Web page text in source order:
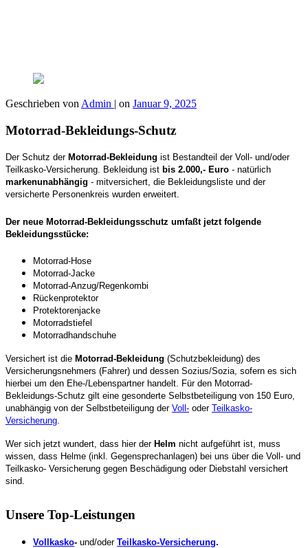
Geschrieben von Admin | on Januar 9, 2025
Motorrad-Bekleidungs-Schutz
Der Schutz der Motorrad-Bekleidung ist Bestandteil der Voll- und/oder
Teilkasko-Versicherung. Bekleidung ist bis 2.000,- Euro - natürlich
markenunabhängig - mitversichert, die Bekleidungsliste und der
versicherte Personenkreis wurden erweitert.
Der neue Motorrad-Bekleidungsschutz umfaßt jetzt folgende
Bekleidungsstücke:
Motorrad-Hose
Motorrad-Jacke
Motorrad-Anzug/Regenkombi
Rückenprotektor
Protektorenjacke
Motorradstiefel
Motorradhandschuhe
Versichert ist die Motorrad-Bekleidung (Schutzbekleidung) des
Versicherungsnehmers (Fahrer) und dessen Sozius/Sozia, sofern es sich
hierbei um den Ehe-/Lebenspartner handelt. Für den Motorrad-
Bekleidungs-Schutz gilt eine gesonderte Selbstbeteiligung von 150 Euro,
unabhängig von der Selbstbeteiligung der Voll- oder Teilkasko-
Versicherung
Wer sich jetzt wundert, dass hier der Helm nicht aufgeführt ist, muss
wissen, dass Helme (inkl. Gegensprechanlagen) bei uns über die Voll- und
Teilkasko- Versicherung gegen Beschädigung oder Diebstahl versichert
sind.
Unsere Top-Leistungen
Vollkasko- und/oder Teilkasko-Versicherung.